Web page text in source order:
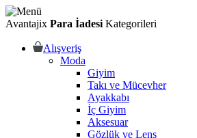
Avantajix Para İadesi Kategorileri
Alışveriş
Moda
Giyim
Takı ve Mücevher
Ayakkabı
İç Giyim
Aksesuar
Gözlük ve Lens